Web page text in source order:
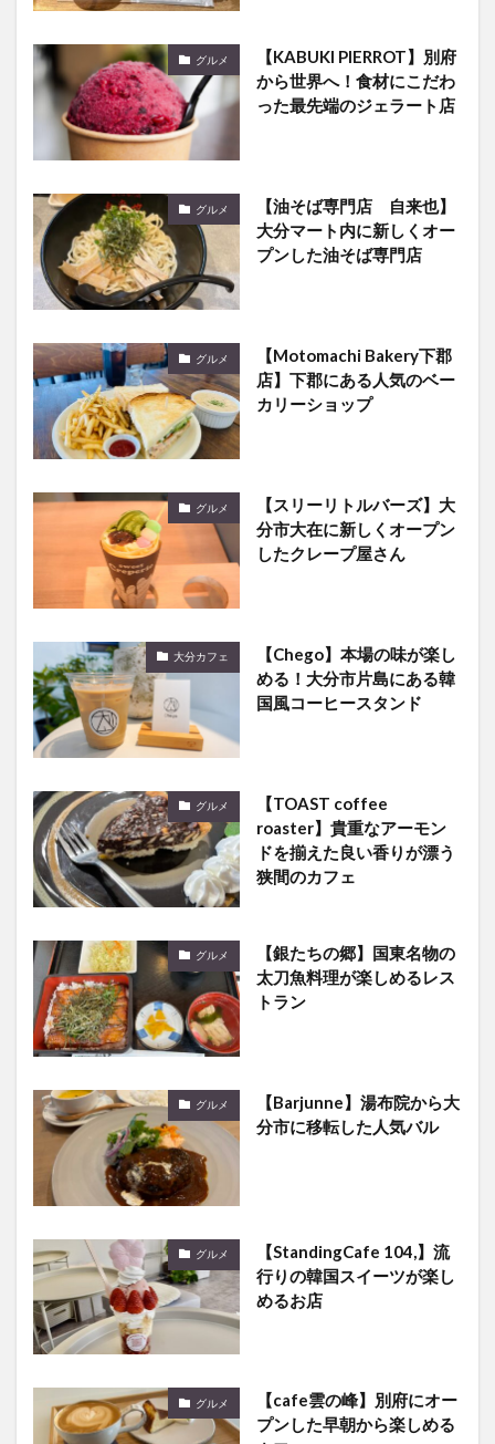
グルメ
【KABUKI PIERROT】別府
から世界へ！食材にこだわ
った最先端のジェラート店
グルメ
【油そば専門店 自来也】
大分マート内に新しくオー
プンした油そば専門店
グルメ
【Motomachi Bakery下郡
店】下郡にある人気のベー
カリーショップ
グルメ
【スリーリトルバーズ】大
分市大在に新しくオープン
したクレープ屋さん
大分カフェ
【Chego】本場の味が楽し
める！大分市片島にある韓
国風コーヒースタンド
グルメ
【TOAST coffee
roaster】貴重なアーモン
ドを揃えた良い香りが漂う
狭間のカフェ
グルメ
【銀たちの郷】国東名物の
太刀魚料理が楽しめるレス
トラン
グルメ
【Barjunne】湯布院から大
分市に移転した人気バル
グルメ
【StandingCafe 104,】流
行りの韓国スイーツが楽し
めるお店
グルメ
【cafe雲の峰】別府にオー
プンした早朝から楽しめる